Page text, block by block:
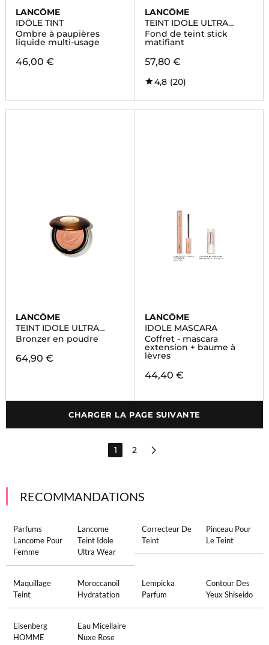
LANCÔME
IDÔLE TINT
Ombre à paupières
liquide multi-usage
46,00 €
LANCÔME
TEINT IDOLE ULTRA
WEAR STICK
Fond de teint stick
matifiant
57,80 €
4,8 (20)
LANCÔME
TEINT IDOLE ULTRA
WEAR
Bronzer en poudre
64,90 €
LANCÔME
IDOLE MASCARA
Coffret - mascara
extension + baume à
lèvres
44,40 €
CHARGER LA PAGE SUIVANTE
1 2
RECOMMANDATIONS
Parfums
Lancome Pour
Femme
Lancome
Teint Idole
Ultra Wear
Correcteur De
Teint
Pinceau Pour
Le Teint
Maquillage
Teint
Moroccanoil
Hydratation
Lempicka
Parfum
Contour Des
Yeux Shiseido
Eisenberg
HOMME
Eau Micellaire
Nuxe Rose